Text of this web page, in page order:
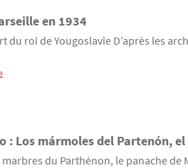
en 1934
du roi de Yougoslavie D’après les
: Los mármoles del Partenón,
du Parthénon, le panache